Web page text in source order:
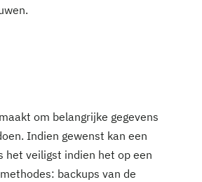
om belangrijke gegevens
Indien gewenst kan een
het veiligst indien het op een
backups van de